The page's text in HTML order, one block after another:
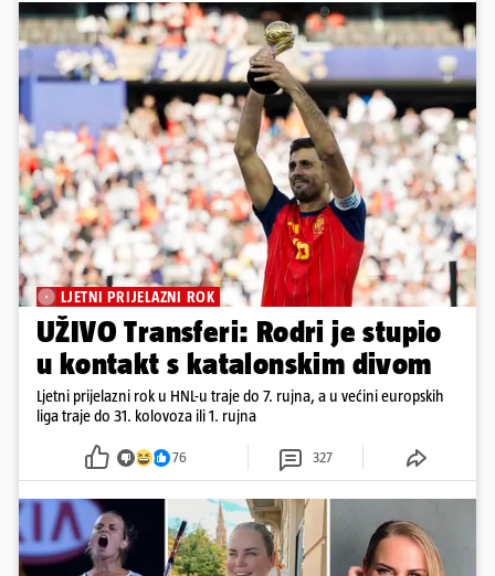
LJETNI PRIJELAZNI ROK
UŽIVO Transferi: Rodri je stupio
u kontakt s katalonskim divom
Ljetni prijelazni rok u HNL-u traje do 7. rujna, a u većini europskih
liga traje do 31. kolovoza ili 1. rujna
76 327